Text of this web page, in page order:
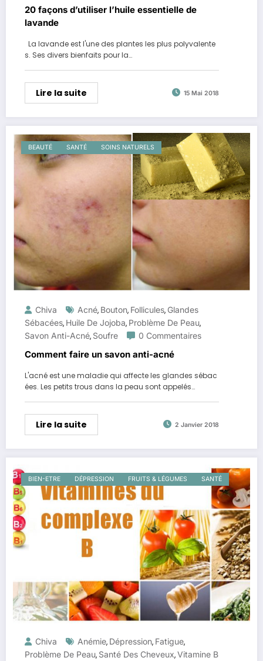
20 façons d’utiliser l’huile essentielle de
lavande
La lavande est l'une des plantes les plus polyvalente
s. Ses divers bienfaits pour la…
Lire la suite 15 Mai 2018
BEAUTÉ SANTÉ SOINS NATURELS
Chiva Acné, Bouton, Follicules, Glandes
Sébacées, Huile De Jojoba, Problème De Peau,
Savon Anti-Acné, Soufre 0 Commentaires
Comment faire un savon anti-acné
L'acné est une maladie qui affecte les glandes sébac
ées. Les petits trous dans la peau sont appelés…
Lire la suite 2 Janvier 2018
BIEN-ETRE DÉPRESSION FRUITS & LÉGUMES SANTÉ
Chiva Anémie, Dépression, Fatigue,
Problème De Peau, Santé Des Cheveux,Vitamine B